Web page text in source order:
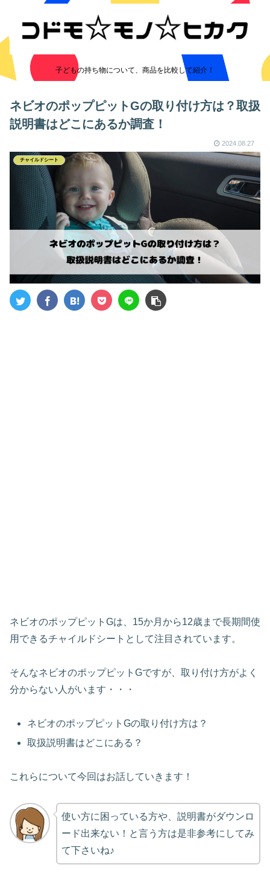
子どもの持ち物について、商品を比較して紹介！
ネビオのポップピットGの取り付け方は？取扱
説明書はどこにあるか調査！
2024.08.27
チャイルドシート
ネビオのポップピットGは、15か月から12歳まで長期間使
用できるチャイルドシートとして注目されています。
そんなネビオのポップピットGですが、取り付け方がよく
分からない人がいます・・・
ネビオのポップピットGの取り付け方は？
取扱説明書はどこにある？
これらについて今回はお話していきます！
使い方に困っている方や、説明書がダウンロ
ード出来ない！と言う方は是非参考にしてみ
て下さいね♪